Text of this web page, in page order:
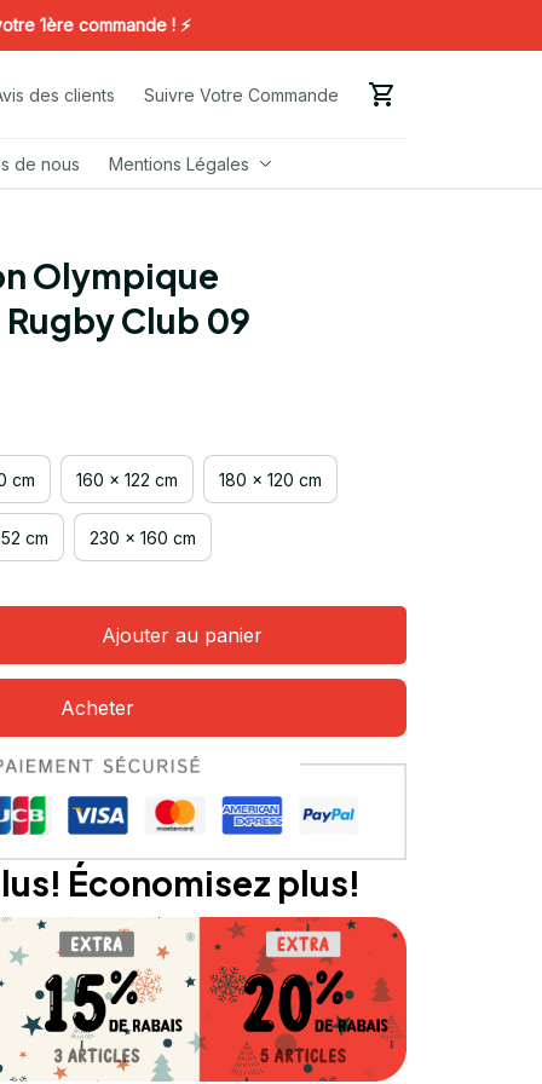
commande ! ⚡️
des clients Suivre Votre Commande
de nous Mentions Légales
Olympique
Club 09
cm 160 x 122 cm 180 x 120 cm
cm 230 x 160 cm
Ajouter au panier
Acheter
Économisez plus!